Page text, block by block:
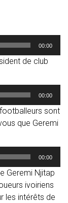
00:00
de club
00:00
sont
que Geremi
00:00
Geremi Njitap
ivoiriens
les intérêts de